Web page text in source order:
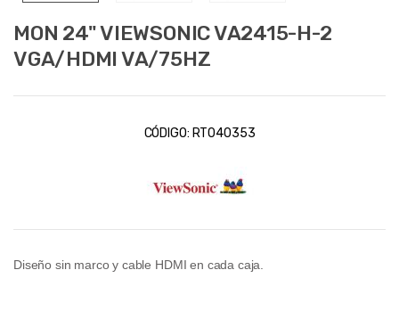
MON 24" VIEWSONIC VA2415-H-2
VGA/HDMI VA/75HZ
CÓDIGO: RT040353
Diseño sin marco y cable HDMI en cada caja.